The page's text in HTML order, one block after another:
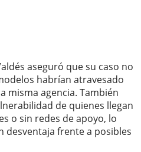
aseguró que su caso no
habrían atravesado
misma agencia. También
de quienes llegan
o sin redes de apoyo, lo
desventaja frente a posibles